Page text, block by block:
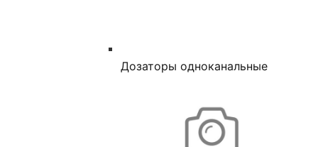
Дозаторы одноканальные